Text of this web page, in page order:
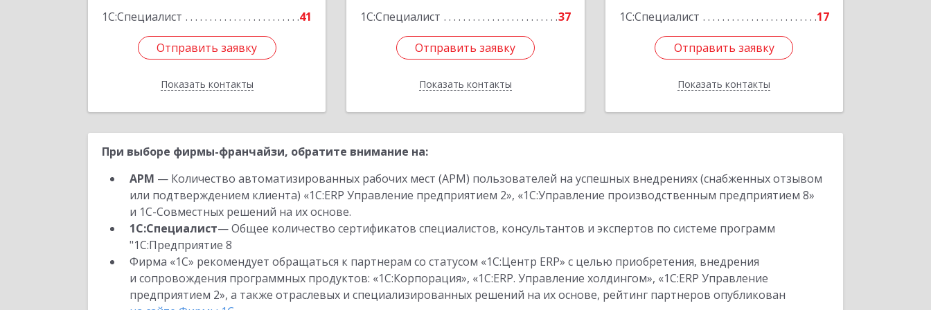
1С:Специалист
41
Отправить заявку
Показать контакты
Отправить заявку
Назад
1С:Специалист
37
Отправить заявку
Показать контакты
Отправить заявку
Назад
1С:Специалист
17
Отправить заявку
Показать контакты
Отправить заявку
Назад
При выборе фирмы-франчайзи, обратите внимание на:
АРМ — Количество автоматизированных рабочих мест (АРМ) пользователей на успешных внедрениях (снабженных отзывом
или подтверждением клиента) «1С:ERP Управление предприятием 2», «1С:Управление производственным предприятием 8»
и 1С-Совместных решений на их основе.
1С:Специалист— Общее количество сертификатов специалистов, консультантов и экспертов по системе программ
"1С:Предприятие 8
Фирма «1С» рекомендует обращаться к партнерам со статусом «1С:Центр ERP» с целью приобретения, внедрения
и сопровождения программных продуктов: «1С:Корпорация», «1С:ERP. Управление холдингом», «1С:ERP Управление
предприятием 2», а также отраслевых и специализированных решений на их основе, рейтинг партнеров опубликован